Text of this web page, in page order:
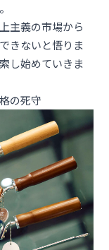
主義の市場から
きないと悟りま
し始めていきま
の死守